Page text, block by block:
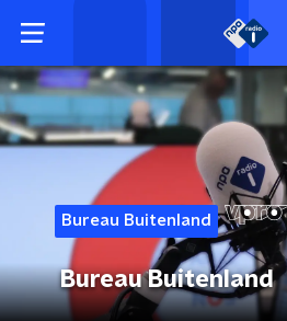
Bureau Buitenland
Bureau Buitenland